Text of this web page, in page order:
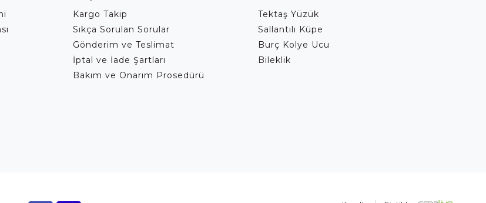
Kargo Takip
Sıkça Sorulan Sorular
Gönderim ve Teslimat
İptal ve İade Şartları
Bakım ve Onarım Prosedürü
Tektaş Yüzük
Sallantılı Küpe
Burç Kolye Ucu
Bileklik